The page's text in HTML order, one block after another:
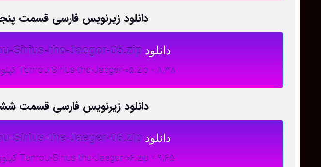
دانلود زیرنویس فارسی قسمت
دانلود Sirius-the-Jaeger-05.zip
Tenrou-Sirius-the-Jaeger-05.zip - 8,38 کیلوبایت943
دانلود زیرنویس فارسی قسمت
دانلود Sirius-the-Jaeger-06.zip
Tenrou-Sirius-the-Jaeger-06.zip - 9,65 کیلوبایت958